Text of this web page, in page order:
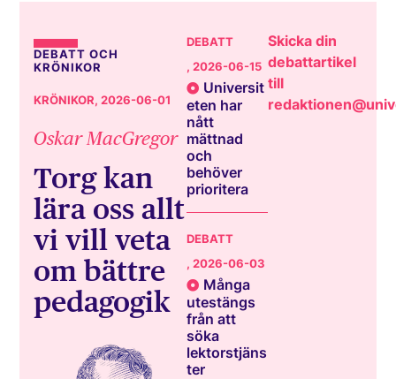
DEBATT OCH
KRÖNIKOR
KRÖNIKOR, 2026-06-01
Oskar MacGregor
Torg kan
lära oss allt
vi vill veta
om bättre
pedagogik
DEBATT
, 2026-06-15
Universit
eten har
nått
mättnad
och
behöver
prioritera
DEBATT
, 2026-06-03
Många
utestängs
från att
söka
lektorstjäns
ter
Skicka din
debattartikel
till